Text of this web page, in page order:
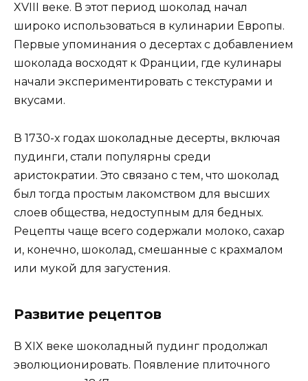
XVIII веке. В этот период шоколад начал
широко использоваться в кулинарии Европы.
Первые упоминания о десертах с добавлением
шоколада восходят к Франции, где кулинары
начали экспериментировать с текстурами и
вкусами.
В 1730-х годах шоколадные десерты, включая
пудинги, стали популярны среди
аристократии. Это связано с тем, что шоколад
был тогда простым лакомством для высших
слоев общества, недоступным для бедных.
Рецепты чаще всего содержали молоко, сахар
и, конечно, шоколад, смешанные с крахмалом
или мукой для загустения.
Развитие рецептов
В XIX веке шоколадный пудинг продолжал
эволюционировать. Появление плиточного